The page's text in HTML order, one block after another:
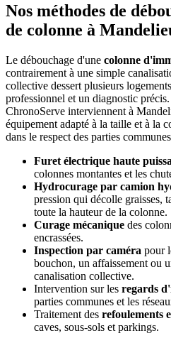
Nos méthodes de
de colonne à
Le débouchage d'une colonne
contrairement à une simple
collective dessert plusieurs
professionnel et un diagnostic
ChronoServe interviennent à
équipement adapté à la taille et à la
dans le respect des parties
Furet électrique haute
colonnes montantes et les
Hydrocurage par camion
pression qui décolle graisses,
toute la hauteur de la colonne.
Curage mécanique des
encrassées.
Inspection par caméra pour
bouchon, un affaissement ou
canalisation collective.
Intervention sur les regards
parties communes et les
Traitement des refoulements
caves, sous-sols et parkings.